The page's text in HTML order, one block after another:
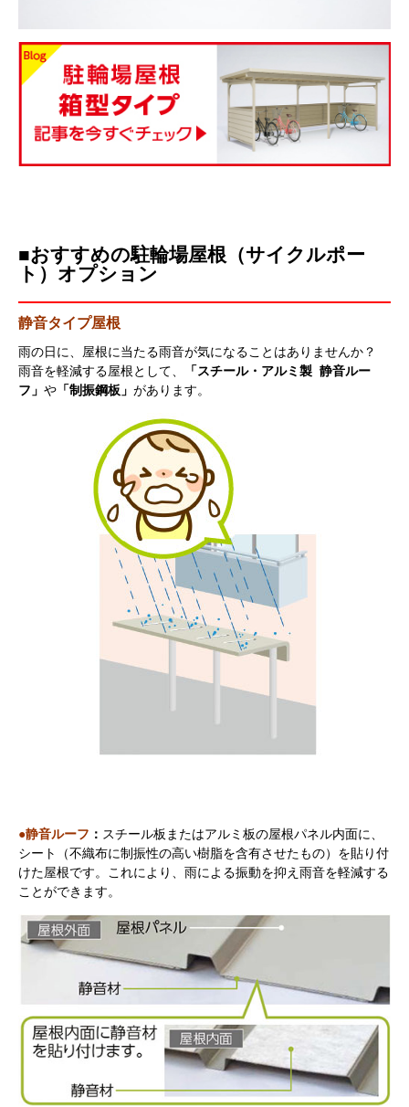
■おすすめの駐輪場屋根（サイクルポー
ト）オプション
静音タイプ屋根
雨の日に、屋根に当たる雨音が気になることはありませんか？
雨音を軽減する屋根として、
「スチール・アルミ製 静音ルー
フ」 や 「制振鋼板」 があります。
●静音ルーフ ： スチール板またはアルミ板の屋根パネル内面に、
シート（不織布に制振性の高い樹脂を含有させたもの）を貼り付
けた屋根です。これにより、 雨による振動を抑え雨音を軽減する
ことができます。